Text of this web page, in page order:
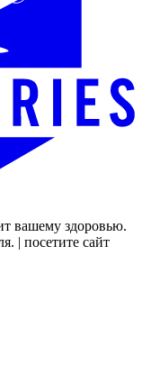
вашему здоровью.
| посетите сайт